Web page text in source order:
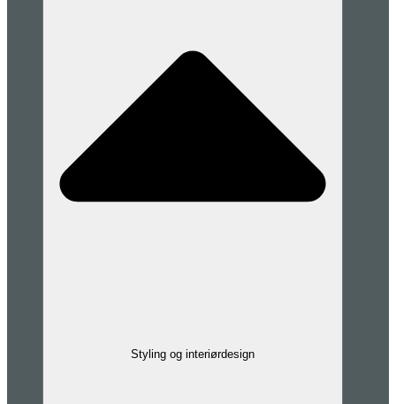
Styling og interiørdesign